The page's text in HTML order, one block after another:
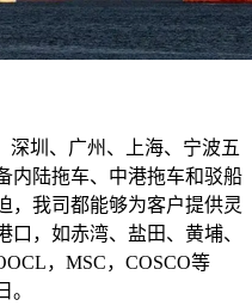
深圳、广州、上海、宁波五
内陆拖车、中港拖车和驳船
，我司都能够为客户提供灵
，如赤湾、盐田、黄埔、
，MSC，COSCO等
。